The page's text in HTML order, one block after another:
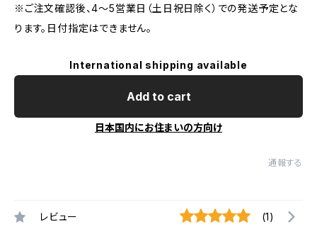
※ご注文確認後、4～5営業日（土日祝日除く）での発送予定とな
ります。日付指定はできません。
International shipping available
Add to cart
日本国内にお住まいの方向け
通報する
レビュー (1)